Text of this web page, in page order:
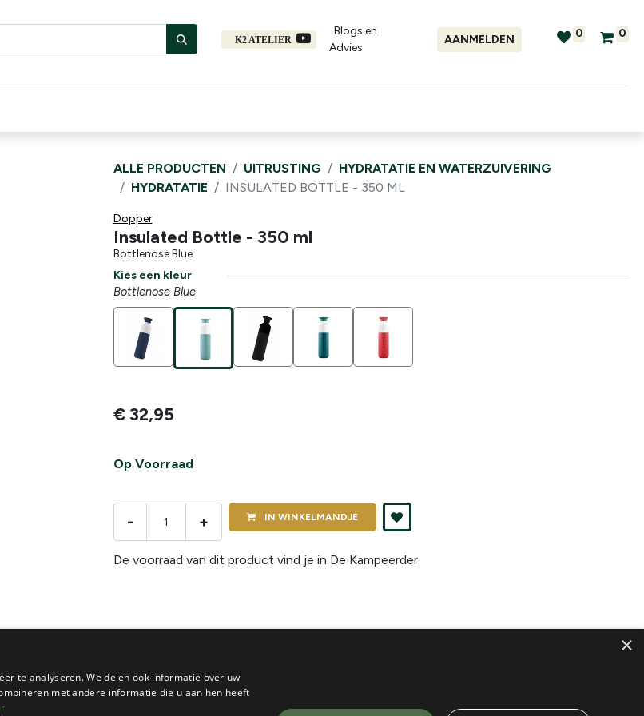
K2 ATELIER
Blogs en
Advies​
AANMELDEN 0 0
ALLE PRODUCTEN UITRUSTING
HYDRATATIE EN WATERZUIVERING
HYDRATATIE
INSULATED BOTTLE - 350 ML
Dopper
Insulated Bottle - 350 ml
Bottlenose Blue
Kies een kleur
Bottlenose Blue
€ 32,95
Op Voorraad
- + IN WINKELMANDJE
De voorraad van dit product vind je in De Kampeerder
×
te analyseren. We delen ook informatie over uw
met andere informatie die u aan hen heeft